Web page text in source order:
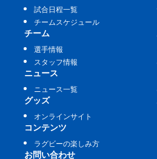
試合日程一覧
チームスケジュール
チーム
選手情報
スタッフ情報
ニュース
ニュース一覧
グッズ
オンラインサイト
コンテンツ
ラグビーの楽しみ方
お問い合わせ